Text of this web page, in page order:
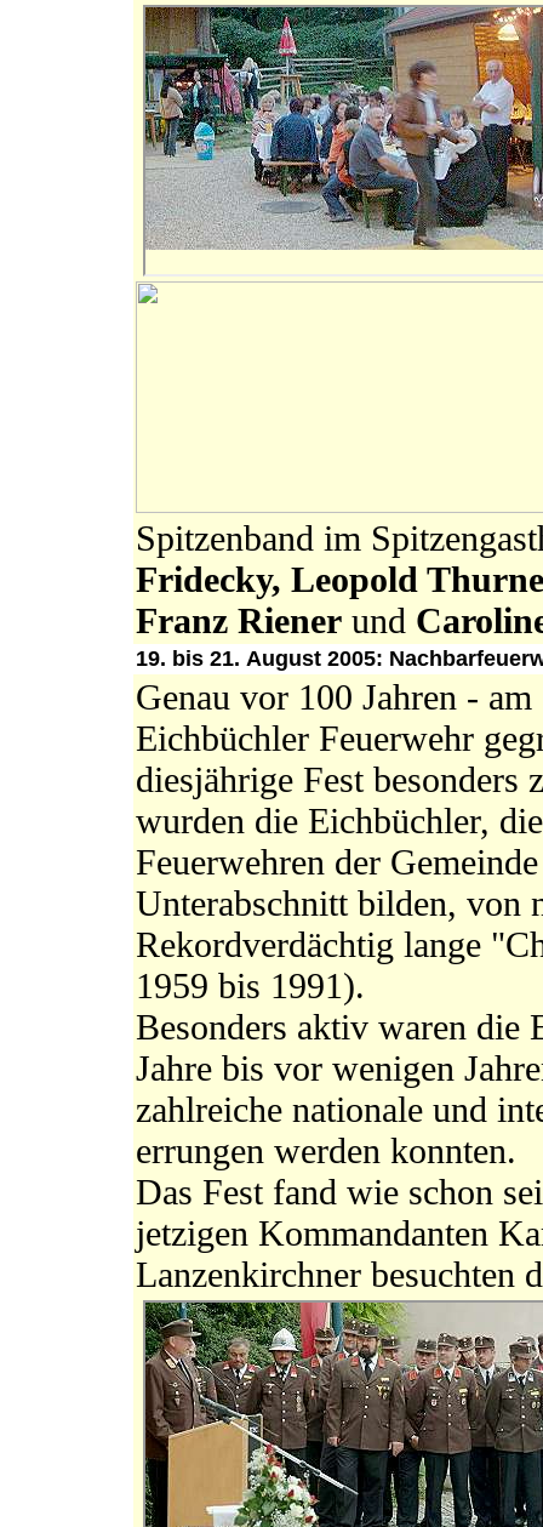
Spitzenband im
Fridecky, Leopold
Franz Riener und
19. bis 21. August 2005:
Genau vor 100 Jahren -
Eichbüchler Feuerwehr
diesjährige Fest besonders
wurden die Eichbüchler,
Feuerwehren der
Unterabschnitt bilden, von
Rekordverdächtig lange
1959 bis 1991).
Besonders aktiv waren die
Jahre bis vor wenigen
zahlreiche nationale und
errungen werden konnten.
Das Fest fand wie schon
jetzigen Kommandanten
Lanzenkirchner besuchten